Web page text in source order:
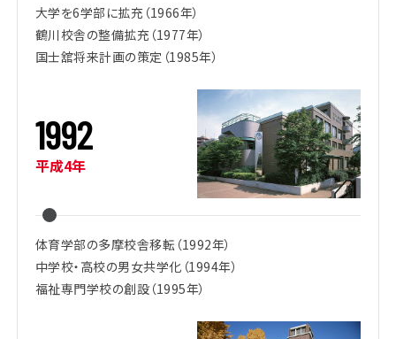
大学を6学部に拡充（1966年）
鶴川校舎の整備拡充（1977年）
国士舘将来計画の策定（1985年）
1992
平成4年
体育学部の多摩校舎移転（1992年）
中学校・高校の男女共学化（1994年）
福祉専門学校の創設（1995年）